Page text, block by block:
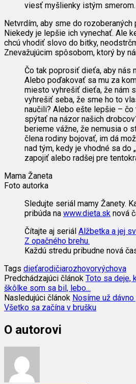
viesť myšlienky istým smerom.
Netvrdím, aby sme do
Niekedy je lepšie ich vynechať. Ale
chcú vhodiť slovo do bitky,
Znevažujúcim spôsobom, ktorý by
Čo tak poprosiť dieťa, aby nás
Alebo poďakovať sa mu za
miesto vyhrešiť dieťa, že nám
vyhrešiť seba, že sme ho to
naučili? Alebo ešte lepšie – čo
spýtať na názor našich
berieme vážne, že nemusia o
člena rodiny bojovať, im dá
nad tým, kedy je vhodné sa do
zapojiť alebo radšej pre
Mama Žaneta
Foto autorka
Sledujte seriál mamy Žanety.
pribúda na www.dieta.sk nová
Čítajte aj seriál Alžbetka a jej
Z opačného brehu.
Každú stredu pribudne nová
Tags dieťarodičiarozhovorvýchova
Predchádzajúci článok Toto sa deje,
škôlke som sa bil, lebo...
Nasledujúci článok Nosíme už
Všetko sa začína v brušku
O autorovi